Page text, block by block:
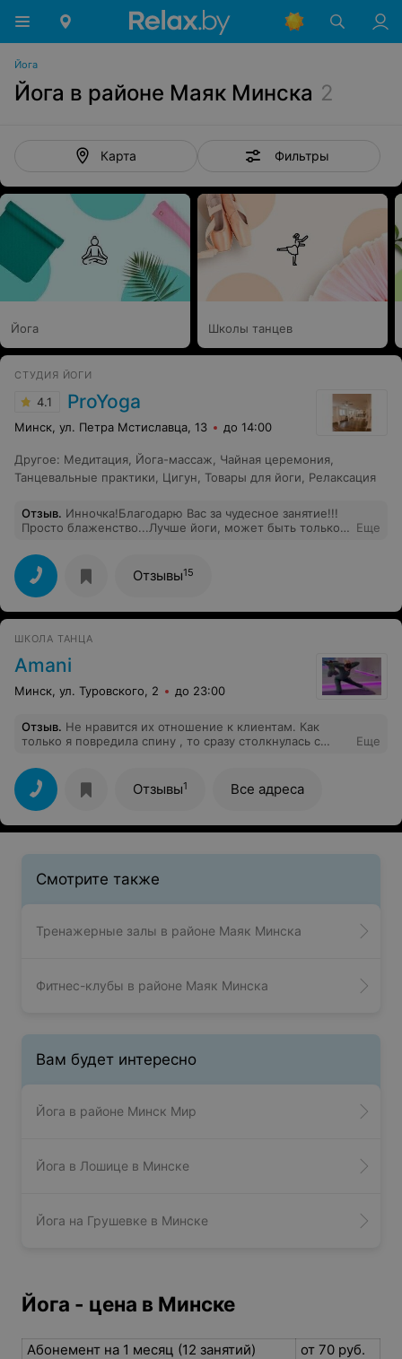
Йога
Йога в районе Маяк Минска 2
Карта Фильтры
Йога Школы танцев
СТУДИЯ ЙОГИ
4.1 ProYoga
Минск, ул. Петра Мстиславца, 13 до 14:00
Другое: Медитация Йога-массаж Чайная церемония
Танцевальные практики
Цигун Товары для йоги Релаксация
Отзыв. Инночка!Благодарю Вас за чудесное занятие!!!
Просто блаженство...Лучше йоги, может быть только
вот оно ...Тренер, коврик и природа!!!
Еще
Отзывы15
ШКОЛА ТАНЦА
Amani
Минск, ул. Туровского, 2 до 23:00
Отзыв. Не нравится их отношение к клиентам. Как
только я повредила спину , то сразу столкнулась с
некоторое время любые занятия. И три моих занятия
пропало. Их не сохранили, хотя я просила.
Больничный мне дали потому что я самозанятая, а
студия на встречу не пошла.
Еще
Отзывы1 Все адреса
Смотрите также
Тренажерные залы в районе Маяк Минска
Фитнес-клубы в районе Маяк Минска
Вам будет интересно
Йога в районе Минск Мир
Йога в Лошице в Минске
Йога на Грушевке в Минске
Йога - цена в Минске
Абонемент на 1 месяц (12 занятий)
от 70 руб.